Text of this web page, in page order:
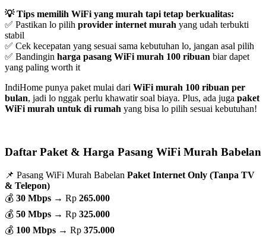
💡 Tips memilih WiFi yang murah tapi tetap berkualitas:
✅ Pastikan lo pilih provider internet murah yang udah terbukti
stabil
✅ Cek kecepatan yang sesuai sama kebutuhan lo, jangan asal pilih
✅ Bandingin harga pasang WiFi murah 100 ribuan biar dapet
yang paling worth it
IndiHome punya paket mulai dari WiFi murah 100 ribuan per
bulan, jadi lo nggak perlu khawatir soal biaya. Plus, ada juga paket
WiFi murah untuk di rumah yang bisa lo pilih sesuai kebutuhan!
Daftar Paket & Harga Pasang WiFi Murah Babelan
📌 Pasang WiFi Murah Babelan Paket Internet Only (Tanpa TV
& Telepon)
💰 30 Mbps → Rp 265.000
💰 50 Mbps → Rp 325.000
💰 100 Mbps → Rp 375.000